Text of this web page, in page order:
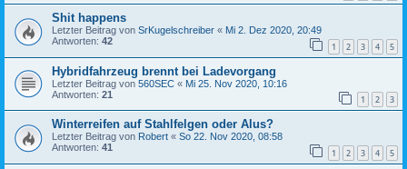
Shit happens
Letzter Beitrag von SrKugelschreiber « Mi 2. Dez 2020, 20:49
Antworten: 42 1 2 3 4 5
Hybridfahrzeug brennt bei Ladevorgang
Letzter Beitrag von 560SEC « Mi 25. Nov 2020, 10:16
Antworten: 21 1 2 3
Winterreifen auf Stahlfelgen oder Alus?
Letzter Beitrag von Robert « So 22. Nov 2020, 08:58
Antworten: 41 1 2 3 4 5